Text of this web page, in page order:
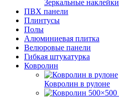
Зеркальные наклейки
ПВХ панели
Плинтусы
Полы
Алюминиевая плитка
Велюровые панели
Гибкая штукатурка
Ковролин
Ковролин в рулоне